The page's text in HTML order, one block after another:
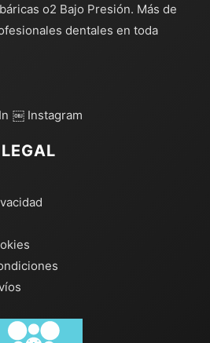
o2 Bajo Presión. Más de
dentales en toda
￼ Instagram